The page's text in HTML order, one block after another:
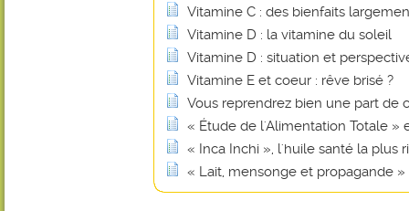
Vitamine C : des bienfaits
Vitamine D : la vitamine du soleil
Vitamine D : situation et
Vitamine E et coeur : rêve brisé ?
Vous reprendrez bien une part de
« Étude de l'Alimentation Totale »
« Inca Inchi », l'huile santé la plus
« Lait, mensonge et propagande »